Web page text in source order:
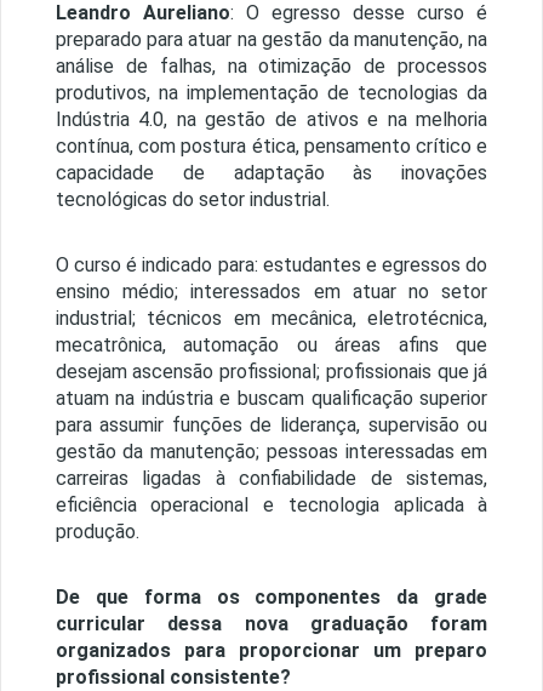
Leandro Aureliano: O egresso desse curso é
preparado para atuar na gestão da manutenção, na
análise de falhas, na otimização de processos
produtivos, na implementação de tecnologias da
Indústria 4.0, na gestão de ativos e na melhoria
contínua, com postura ética, pensamento crítico e
capacidade de adaptação às inovações
tecnológicas do setor industrial.
O curso é indicado para: estudantes e egressos do
ensino médio; interessados em atuar no setor
industrial; técnicos em mecânica, eletrotécnica,
mecatrônica, automação ou áreas afins que
desejam ascensão profissional; profissionais que já
atuam na indústria e buscam qualificação superior
para assumir funções de liderança, supervisão ou
gestão da manutenção; pessoas interessadas em
carreiras ligadas à confiabilidade de sistemas,
eficiência operacional e tecnologia aplicada à
produção.
De que forma os componentes da grade
curricular dessa nova graduação foram
organizados para proporcionar um preparo
profissional consistente?